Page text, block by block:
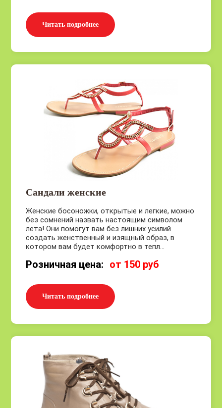
Читать подробнее
Сандали женские
Женские босоножки, открытые и легкие, можно
без сомнений назвать настоящим символом
лета! Они помогут вам без лишних усилий
создать женственный и изящный образ, в
котором вам будет комфортно в тепл...
Розничная цена: от 150 руб
Читать подробнее